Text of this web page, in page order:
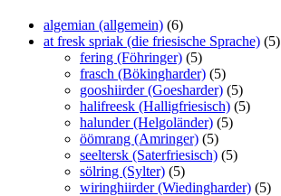
algemian (allgemein) (6)
at fresk spriak (die friesische Sprache) (5)
fering (Föhringer) (5)
frasch (Bökingharder) (5)
gooshiirder (Goesharder) (5)
halifreesk (Halligfriesisch) (5)
halunder (Helgoländer) (5)
öömrang (Amringer) (5)
seeltersk (Saterfriesisch) (5)
sölring (Sylter) (5)
wiringhiirder (Wiedingharder) (5)